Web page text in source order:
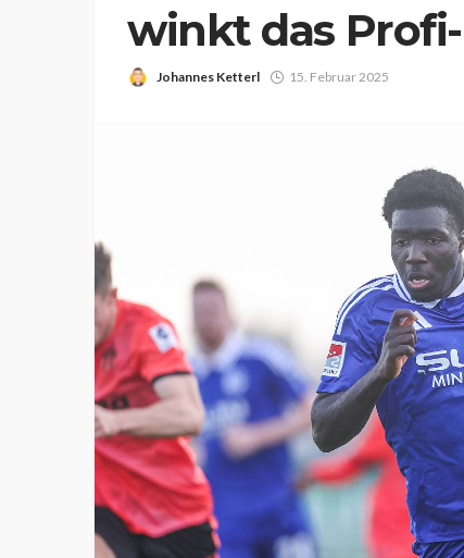
winkt das
Johannes Ketterl 15. Februar 2025